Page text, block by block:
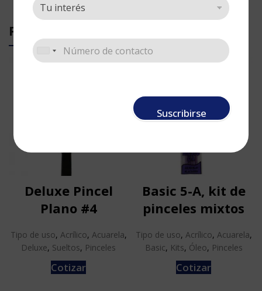
Suscribirse
PRODUCTOS RELACIONADOS
Deluxe Pincel
Plano #4
Tipo de uso, Acrílico, Acuarela,
Deluxe, Sueltos, Pinceles
Cotizar
Basic 5-A, kit de
pinceles mixtos
Tipo de uso, Acrílico, Acuarela,
Basic, Kits, Óleo, Pinceles
Cotizar